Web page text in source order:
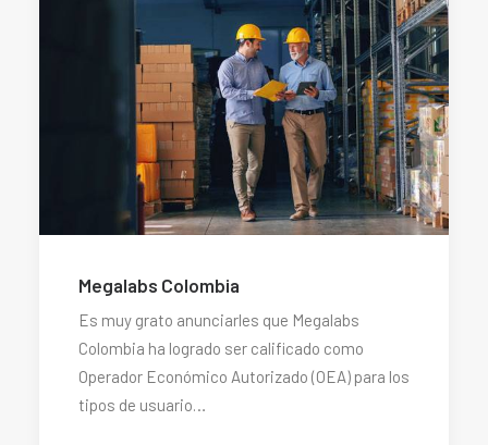
Megalabs Colombia
Es muy grato anunciarles que Megalabs
Colombia ha logrado ser calificado como
Operador Económico Autorizado (OEA) para los
tipos de usuario…